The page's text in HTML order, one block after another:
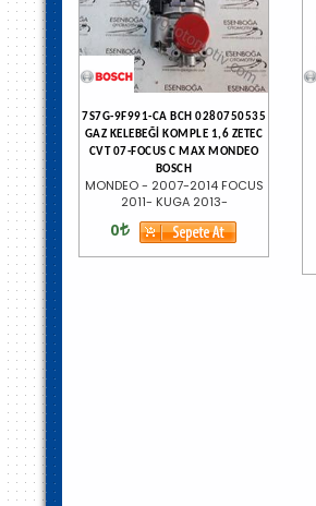
7S7G-9F991-CA BCH 0280750535
GAZ KELEBEĞİ KOMPLE 1,6 ZETEC
CVT 07-FOCUS C MAX MONDEO
BOSCH
MONDEO - 2007-2014 FOCUS
2011- KUGA 2013-
0